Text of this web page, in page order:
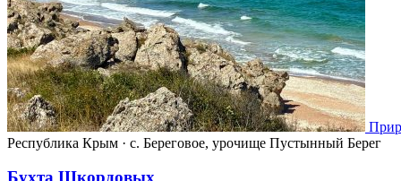
Республика Крым · с. Береговое, урочище Пустынный Берег